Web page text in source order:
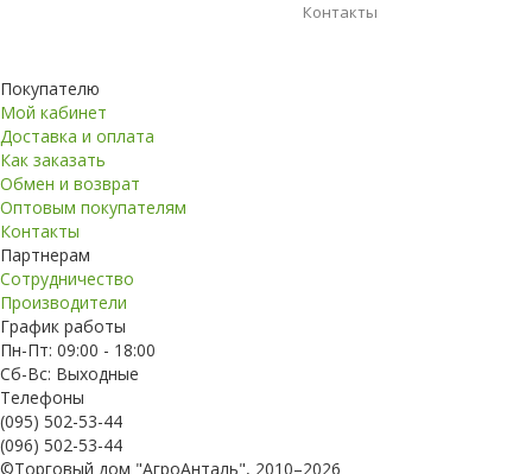
Контакты
Покупателю
Мой кабинет
Доставка и оплата
Как заказать
Обмен и возврат
Оптовым покупателям
Контакты
Партнерам
Сотрудничество
Производители
График работы
Пн-Пт: 09:00 - 18:00
Сб-Вс: Выходные
Телефоны
(095) 502-53-44
(096) 502-53-44
©Торговый дом "АгроАнталь", 2010–2026